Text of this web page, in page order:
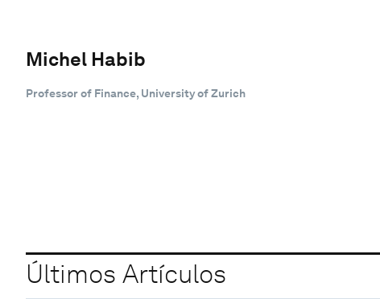
Michel Habib
Professor of Finance, University of Zurich
Últimos Artículos